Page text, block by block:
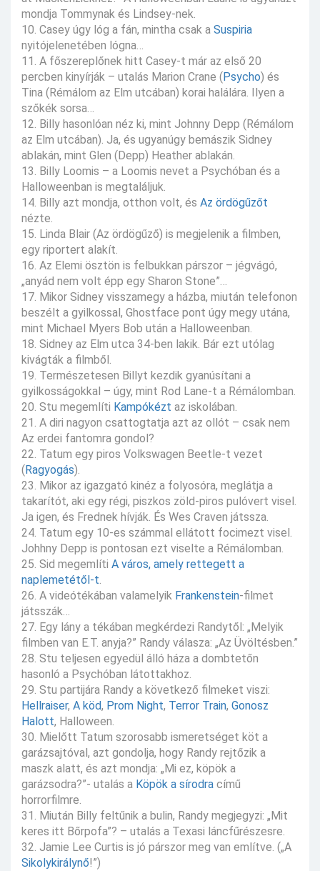
mondja Tommynak és Lindsey-nek.
10. Casey úgy lóg a fán, mintha csak a Suspiria
nyitójelenetében lógna…
11. A főszereplőnek hitt Casey-t már az első 20
percben kinyírják – utalás Marion Crane ( Psycho) és
Tina (Rémálom az Elm utcában) korai halálára. Ilyen a
szőkék sorsa…
12. Billy hasonlóan néz ki, mint Johnny Depp (Rémálom
az Elm utcában). Ja, és ugyanúgy bemászik Sidney
ablakán, mint Glen (Depp) Heather ablakán.
13. Billy Loomis – a Loomis nevet a Psychóban és a
Halloweenban is megtaláljuk.
14. Billy azt mondja, otthon volt, és Az ördögűzőt
nézte.
15. Linda Blair (Az ördögűző) is megjelenik a filmben,
egy riportert alakít.
16. Az Elemi ösztön is felbukkan párszor – jégvágó,
„anyád nem volt épp egy Sharon Stone”…
17. Mikor Sidney visszamegy a házba, miután telefonon
beszélt a gyilkossal, Ghostface pont úgy megy utána,
mint Michael Myers Bob után a Halloweenban.
18. Sidney az Elm utca 34-ben lakik. Bár ezt utólag
kivágták a filmből.
19. Természetesen Billyt kezdik gyanúsítani a
gyilkosságokkal – úgy, mint Rod Lane-t a Rémálomban.
20. Stu megemlíti Kampókézt az iskolában.
21. A diri nagyon csattogtatja azt az ollót – csak nem
Az erdei fantomra gondol?
22. Tatum egy piros Volkswagen Beetle-t vezet
( Ragyogás).
23. Mikor az igazgató kinéz a folyosóra, meglátja a
takarítót, aki egy régi, piszkos zöld-piros pulóvert visel.
Ja igen, és Frednek hívják. És Wes Craven játssza.
24. Tatum egy 10-es számmal ellátott focimezt visel.
Johhny Depp is pontosan ezt viselte a Rémálomban.
25. Sid megemlíti A város, amely rettegett a
naplemetétől-t.
26. A videótékában valamelyik Frankenstein-filmet
játsszák…
27. Egy lány a tékában megkérdezi Randytől: „Melyik
filmben van E.T. anyja?” Randy válasza: „Az Üvöltésben.”
28. Stu teljesen egyedül álló háza a dombtetőn
hasonló a Psychóban látottakhoz.
29. Stu partijára Randy a következő filmeket viszi:
Hellraiser, A köd, Prom Night, Terror Train, Gonosz
Halott, Halloween.
30. Mielőtt Tatum szorosabb ismeretséget köt a
garázsajtóval, azt gondolja, hogy Randy rejtőzik a
maszk alatt, és azt mondja: „Mi ez, köpök a
garázsodra?”- utalás a Köpök a sírodra című
horrorfilmre.
31. Miután Billy feltűnik a bulin, Randy megjegyzi: „Mit
keres itt Bőrpofa”? – utalás a Texasi láncfűrészesre.
32. Jamie Lee Curtis is jó párszor meg van említve. („A
Sikolykirálynő!”)